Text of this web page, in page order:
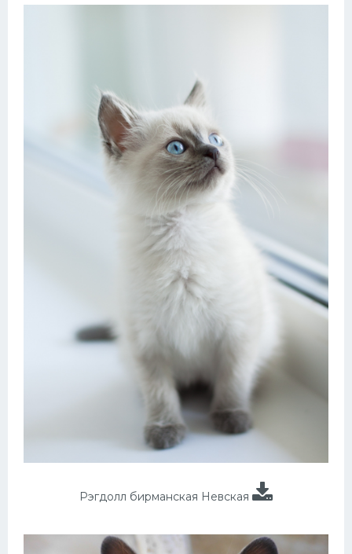
Рэгдолл бирманская Невская